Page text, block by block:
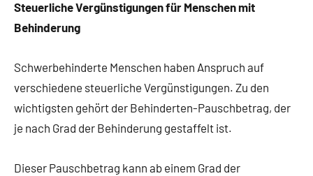
Steuerliche Vergünstigungen für Menschen mit
Behinderung
Schwerbehinderte Menschen haben Anspruch auf
verschiedene steuerliche Vergünstigungen. Zu den
wichtigsten gehört der Behinderten-Pauschbetrag, der
je nach Grad der Behinderung gestaffelt ist.
Dieser Pauschbetrag kann ab einem Grad der